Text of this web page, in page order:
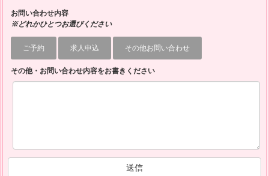
・
お
合
ち
お問い合わせ内容
※どれかひとつお選びください
ご予約 求人申込 その他お問い合わせ
その他・お問い合わせ内容をお書きください
送信